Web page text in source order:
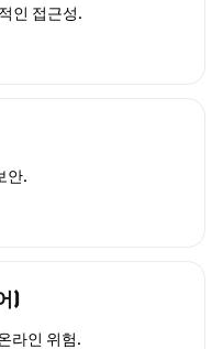
인 접근성.
안.
)
라인 위험.